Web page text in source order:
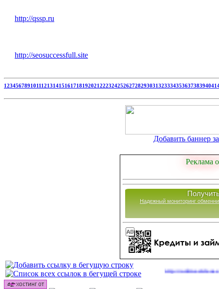
http://qssp.ru
http://seosuccessfull.site
1234567891011121314151617181920212223242526272829303132333435363738394041
Добавить баннер
Реклама
Надежный мониторинг
Сайты для заработка в 2026 году(48)| http://onlinevideos.cc/go/